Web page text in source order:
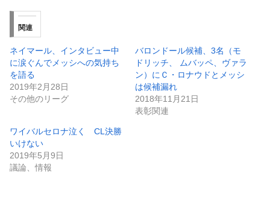
関連
ネイマール、インタビュー中
に涙ぐんでメッシへの気持ち
を語る
2019年2月28日
その他のリーグ
バロンドール候補、3名（モ
ドリッチ、 ムバッペ、ヴァラ
ン）にＣ・ロナウドとメッシ
は候補漏れ
2018年11月21日
表彰関連
ワイバルセロナ泣く CL決勝
いけない
2019年5月9日
議論、情報